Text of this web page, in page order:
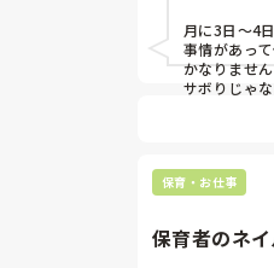
月に3日〜4
事情があっ
かなりませ
サボりじゃ
同じクラス
あることが
じて謝るな
り、これか
保育・お仕事
保育者のネ